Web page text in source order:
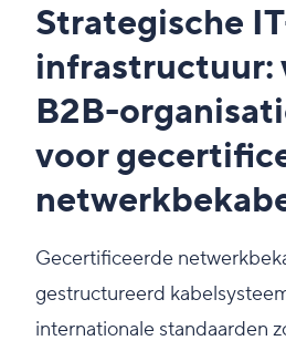
Strategische
infrastructuur:
B2B-
voor
Gecertificeerde
gestructureerd
internationale standaarden